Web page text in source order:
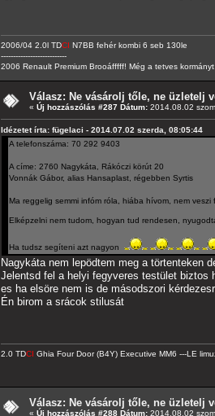
2006/04 2.0l TDCI N7BB fehér kombi 6 seb 130le
---------------------------
2006 Renault Premium Brooáfffff! Még a tetves
Válasz: Ne vásárolj tőle, ne üzletelj
« Új hozzászólás #287 Dátum: 2014.08.02
Idézetet írta: fügelaci - 2014.07.02 szerda, 08:05:44
A telefonszáma: 70 292 9403
A címe: 2760 Nagykáta, Rákóczi körút 20
Vonnák Gábor, alias Hansaplast, régebben Syrtis
Ma reggelig semmi infóm róla, hiába hívom, nem veszi
Elképzelni nem tudom, hogyan tud rendesen,
Ha tudsz segíteni azt nagyon
Nagykáta nem lepödtem meg a törtenteken
Jelentsd fel a helyi fegyveres testület biztos
es ha elsöre nem is de másodszori
Én birom a srácok stilusát
2.0 TDCI Ghia Four Door (B4Y) Executive MM6 ---LE
Válasz: Ne vásárolj tőle, ne üzletelj
« Új hozzászólás #288 Dátum: 2014.08.02